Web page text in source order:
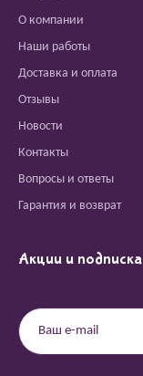
О компании
Наши работы
Доставка и оплата
Отзывы
Новости
Контакты
Вопросы и ответы
Гарантия и возврат
Акции и подписка